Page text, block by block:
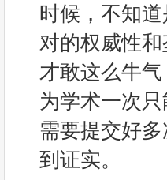
时候，不知
对的权威性
才敢这么牛
为学术一次
需要提交好
到证实。